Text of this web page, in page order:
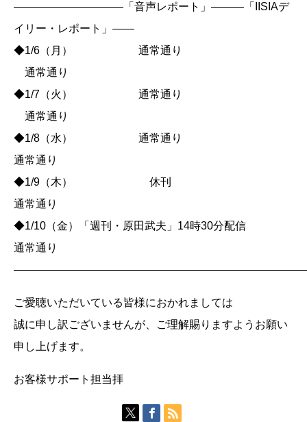
——————————「音声レポート」———「IISIAデ
イリー・レポート」——
◆1/6（月） 通常通り
通常通り
◆1/7（火） 通常通り
通常通り
◆1/8（水） 通常通り
通常通り
◆1/9（木） 休刊
通常通り
◆1/10（金）「週刊・原田武夫」14時30分配信
通常通り
ご愛聴いただいている皆様におかれましては
誠に申し訳ございませんが、ご理解賜りますようお願い
申し上げます。
お客様サポート担当拝